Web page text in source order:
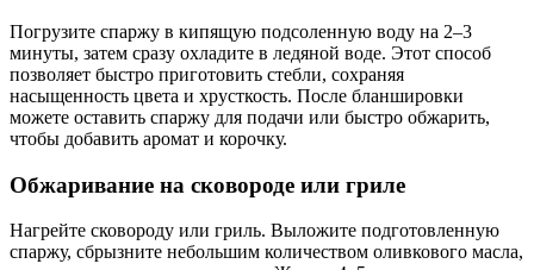
Погрузите спаржу в кипящую подсоленную воду на 2–3
минуты, затем сразу охладите в ледяной воде. Этот способ
позволяет быстро приготовить стебли, сохраняя
насыщенность цвета и хрусткость. После бланшировки
можете оставить спаржу для подачи или быстро обжарить,
чтобы добавить аромат и корочку.
Обжаривание на сковороде или гриле
Нагрейте сковороду или гриль. Выложите подготовленную
спаржу, сбрызните небольшим количеством оливкового масла,